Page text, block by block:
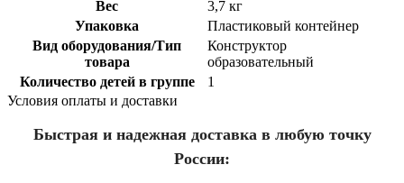
Вес
3,7 кг
Упаковка
Пластиковый контейнер
Вид оборудования/Тип
товара
Конструктор
образовательный
Количество детей в группе
1
Условия оплаты и доставки
Быстрая и надежная доставка в любую точку
России: